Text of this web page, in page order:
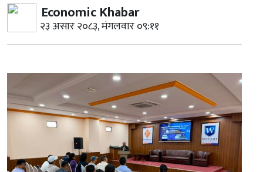
Economic Khabar
२३ असार २०८३, मंगलवार ०९:११